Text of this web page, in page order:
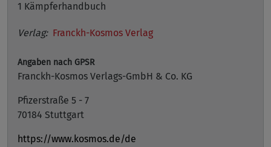
1 Kämpferhandbuch
Verlag: Franckh-Kosmos Verlag
Angaben nach GPSR
Franckh-Kosmos Verlags-GmbH & Co. KG
Pfizerstraße 5 - 7
70184 Stuttgart
https://www.kosmos.de/de